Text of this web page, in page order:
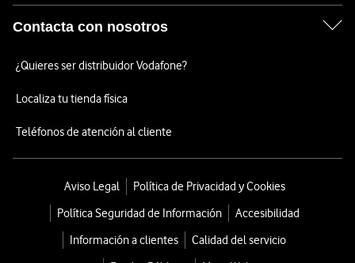
Contacta con nosotros
¿Quieres ser distribuidor Vodafone?
Localiza tu tienda física
Teléfonos de atención al cliente
Aviso Legal
Política de Privacidad y Cookies
Política Seguridad de Información
Accesibilidad
Información a clientes
Calidad del servicio